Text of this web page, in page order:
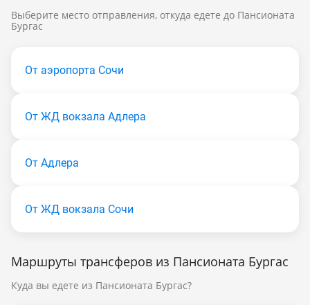
Выберите место отправления, откуда едете до Пансионата
Бургас
От аэропорта Сочи
От ЖД вокзала Адлера
От Адлера
От ЖД вокзала Сочи
Маршруты трансферов из Пансионата Бургас
Куда вы едете из Пансионата Бургас?